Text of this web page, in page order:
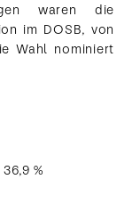
waren die
im DOSB, von
Wahl nominiert
%